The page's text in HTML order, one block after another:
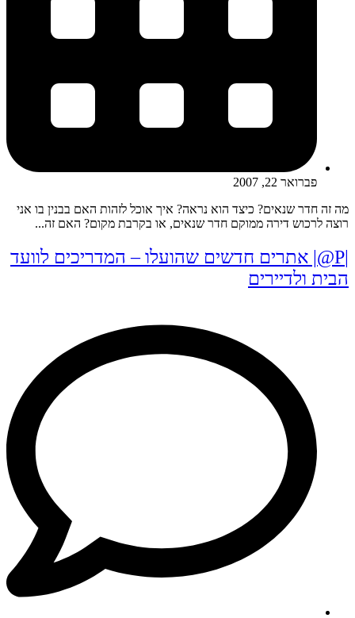
פברואר 22, 2007
מה זה חדר שנאים? כיצד הוא נראה? איך אוכל לזהות האם בבנין בו אני
רוצה לרכוש דירה ממוקם חדר שנאים, או בקרבת מקום? האם זה...
|P@| אתרים חדשים שהועלו – המדריכים לוועד
הבית ולדיירים